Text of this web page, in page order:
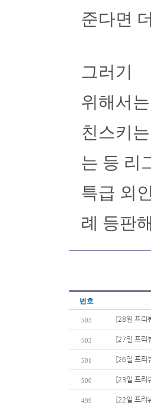
준다면
그러기
위해서
친스키
는 등 리
특급 외
례 등판
번호
503 [28일 프리
502 [27일 프리
501 [26일 프리
500 [23일 프리
499 [22일 프리